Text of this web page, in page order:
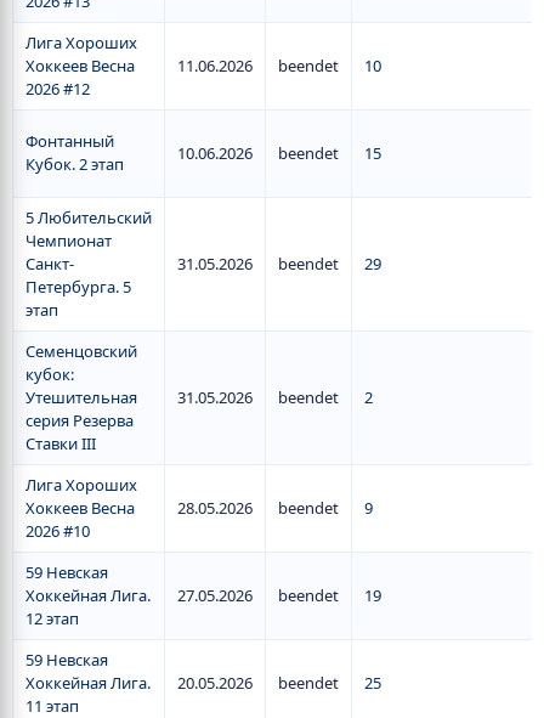
Лига Хороших
Хоккеев Весна
2026 #12
11.06.2026 beendet 10
Фонтанный
Кубок. 2 этап
10.06.2026 beendet 15
5 Любительский
Чемпионат
Санкт-
Петербурга. 5
этап
31.05.2026 beendet 29
Семенцовский
кубок:
Утешительная
серия Резерва
Ставки III
31.05.2026 beendet 2
Лига Хороших
Хоккеев Весна
2026 #10
28.05.2026 beendet 9
59 Невская
Хоккейная Лига.
12 этап
27.05.2026 beendet 19
59 Невская
Хоккейная Лига.
11 этап
20.05.2026 beendet 25